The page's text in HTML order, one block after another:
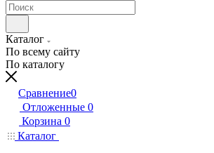
Каталог
По всему сайту
По каталогу
Сравнение0
Отложенные 0
Корзина 0
Каталог